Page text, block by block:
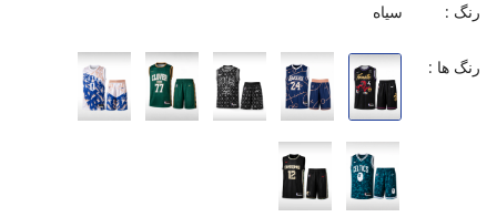
افزایش راحتی در طول فعالیت‌های پرتحرک کمک می‌کند.
طراحی سبک و آزاد این ست، امکان حرکت روان و بدون محدودیت را در
زمان دویدن، پرش و سایر حرکات ورزشی فراهم می‌کند. به همین دلیل،
Nike Hoop Zone M علاوه بر زمین بسکتبال، برای تمرینات فیتنس،
باشگاه و سایر فعالیت‌های ورزشی نیز گزینه‌ای مناسب محسوب
رنگ : سیاه
رنگ ها :